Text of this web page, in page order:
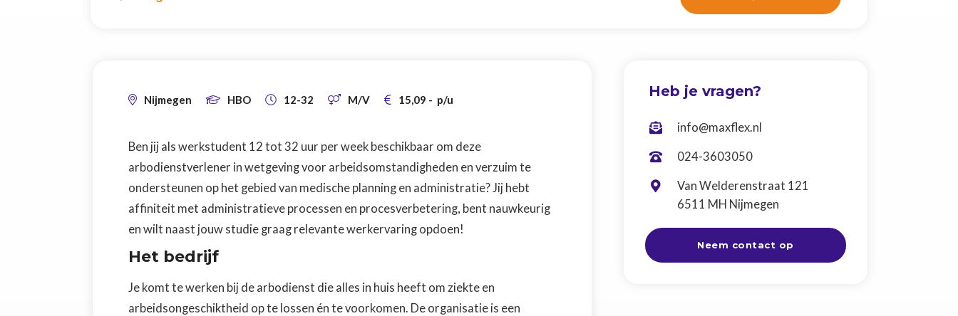
 Nijmegen  HBO  12-32  M/V  15,09 - p/u
Ben jij als werkstudent 12 tot 32 uur per week beschikbaar om deze
arbodienstverlener in wetgeving voor arbeidsomstandigheden en verzuim te
ondersteunen op het gebied van medische planning en administratie? Jij hebt
affiniteit met administratieve processen en procesverbetering, bent nauwkeurig
en wilt naast jouw studie graag relevante werkervaring opdoen!
‍Het bedrijf
Je komt te werken bij de arbodienst die alles in huis heeft om ziekte en
arbeidsongeschiktheid op te lossen én te voorkomen. De organisatie is een
Heb je vragen?
 info@maxflex.nl
 024-3603050

Van Welderenstraat 121
6511 MH Nijmegen
Neem contact op